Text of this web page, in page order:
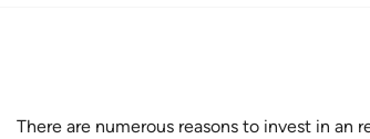
There are numerous reasons to invest in an